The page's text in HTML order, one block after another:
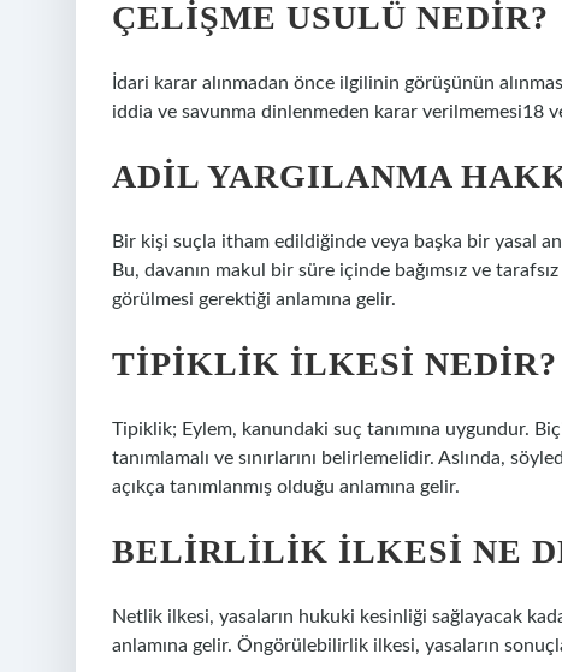
ÇELIŞME USULÜ NEDIR?
İdari karar alınmadan önce ilgilinin görüşünün
iddia ve savunma dinlenmeden karar verilmemesi18
ADIL YARGILANMA
Bir kişi suçla itham edildiğinde veya başka bir yasal
Bu, davanın makul bir süre içinde bağımsız ve
görülmesi gerektiği anlamına gelir.
TIPIKLIK ILKESI NEDIR?
Tipiklik; Eylem, kanundaki suç tanımına uygundur.
tanımlamalı ve sınırlarını belirlemelidir. Aslında,
açıkça tanımlanmış olduğu anlamına gelir.
BELIRLILIK ILKESI NE
Netlik ilkesi, yasaların hukuki kesinliği sağlayacak
anlamına gelir. Öngörülebilirlik ilkesi, yasaların